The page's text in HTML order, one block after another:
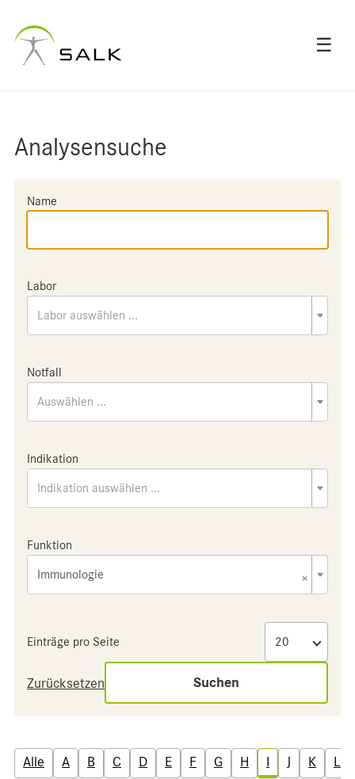
☰
Analysensuche
Name
Labor
Labor auswählen ...
Notfall
Auswählen ...
Indikation
Indikation auswählen ...
Funktion
×
Immunologie
Einträge pro Seite
Zurücksetzen Suchen
Alle A B C D E F G H I J K L